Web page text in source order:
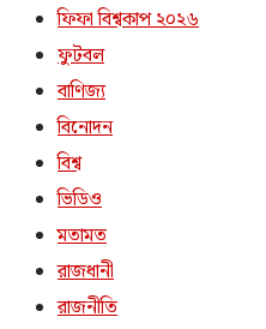
ফিফা বিশ্বকাপ ২০২৬
ফুটবল
বাণিজ্য
বিনোদন
বিশ্ব
ভিডিও
মতামত
রাজধানী
রাজনীতি